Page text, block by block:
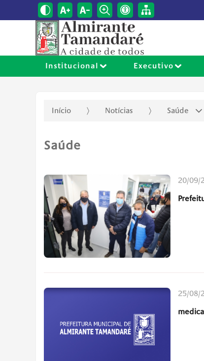
Institucional Executivo
Início Notícias Saúde
Saúde
20/09/
25/08/